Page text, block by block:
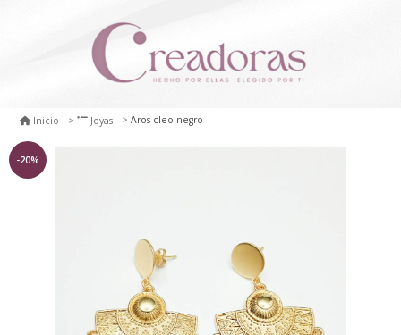
Inicio Joyas Aros cleo negro
-20%